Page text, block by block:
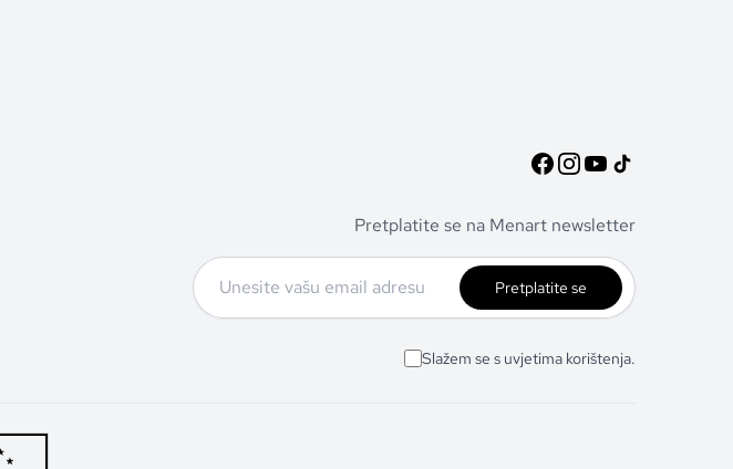
Pretplatite se na Menart newsletter
Pretplatite se
Slažem se s uvjetima korištenja.